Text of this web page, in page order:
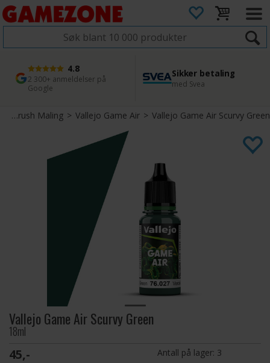
4.8
2 300+ anmeldelser på
Google
Sikker betaling
med Svea
1 dags levering
Bestill innen kl. 12
45 dager returfrist
Enkel retur
Airbrush Maling>Vallejo Game Air>Vallejo Game Air Scurvy Green
Vallejo Game Air Scurvy Green
18ml
45,- Antall på lager: 3